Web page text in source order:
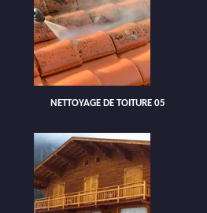
NETTOYAGE DE TOITURE 05